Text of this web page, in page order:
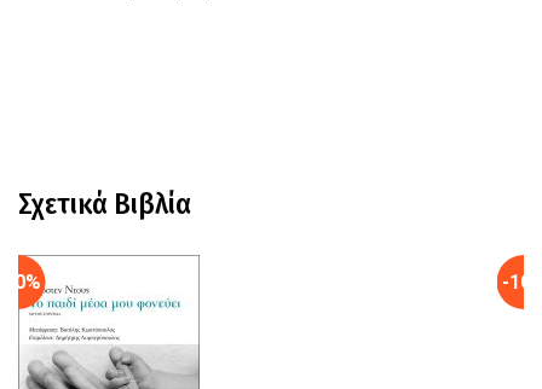
Σχετικά Βιβλία
-